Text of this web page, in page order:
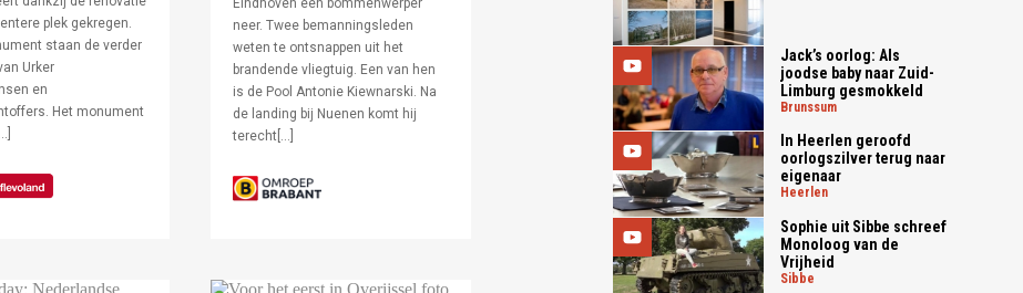
plek gekregen.
staan de verder
Urker
en
Het monument
Eindhoven een bommenwerper
neer. Twee bemanningsleden
weten te ontsnappen uit het
brandende vliegtuig. Een van hen
is de Pool Antonie Kiewnarski. Na
de landing bij Nuenen komt hij
terecht[…]
Jack’s oorlog: Als
joodse baby naar Zuid-
Limburg gesmokkeld
brunssum
In Heerlen geroofd
oorlogszilver terug naar
eigenaar
heerlen
Sophie uit Sibbe schreef
Monoloog van de
Vrijheid
sibbe